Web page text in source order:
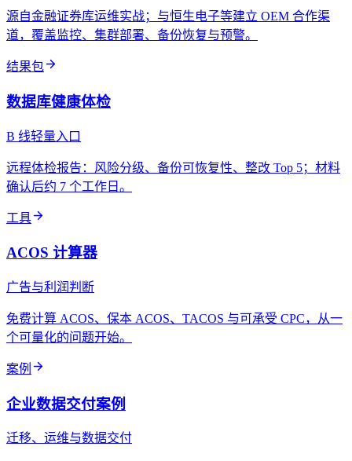
源自金融证券库运维实战；与恒生电子等建立 OEM 合作渠
道，覆盖监控、集群部署、备份恢复与预警。
结果包
数据库健康体检
B 线轻量入口
远程体检报告：风险分级、备份可恢复性、整改 Top 5；材料
确认后约 7 个工作日。
工具
ACOS 计算器
广告与利润判断
免费计算 ACOS、保本 ACOS、TACOS 与可承受 CPC，从一
个可量化的问题开始。
案例
企业数据交付案例
迁移、运维与数据交付